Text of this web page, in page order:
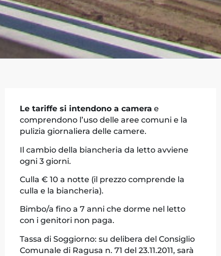
Le tariffe si intendono a camera e
comprendono l’uso delle aree comuni e la
pulizia giornaliera delle camere.
Il cambio della biancheria da letto avviene
ogni 3 giorni.
Culla € 10 a notte (il prezzo comprende la
culla e la biancheria).
Bimbo/a fino a 7 anni che dorme nel letto
con i genitori non paga.
Tassa di Soggiorno: su delibera del Consiglio
Comunale di Ragusa n. 71 del 23.11.2011, sarà